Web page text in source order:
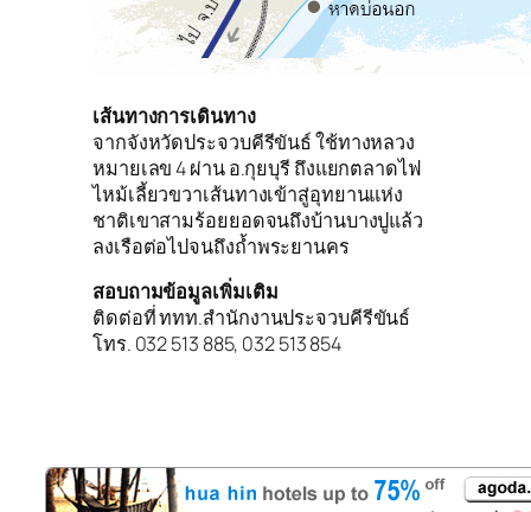
เส้นทางการเดินทาง
จากจังหวัดประจวบคีรีขันธ์ ใช้ทางหลวง
หมายเลข 4 ผ่าน อ.กุยบุรี ถึงแยกตลาดไฟ
ไหม้เลี้ยวขวาเส้นทางเข้าสู่อุทยานแห่ง
ชาติเขาสามร้อยยอดจนถึงบ้านบางปูแล้ว
ลงเรือต่อไปจนถึงถ้ำพระยานคร
สอบถามข้อมูลเพิ่มเติม
ติดต่อที่ ททท.สำนักงานประจวบคีรีขันธ์
โทร. 032 513 885, 032 513 854